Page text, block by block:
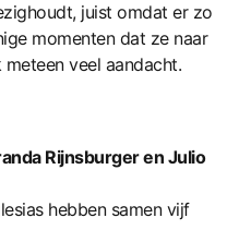
juist omdat er zo
momenten dat ze naar
veel aandacht.
Rijnsburger en Julio
hebben samen vijf